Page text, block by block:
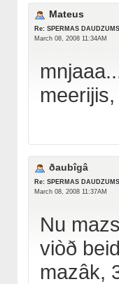
Mateus
Re: SPERMAS DAUDZUMS
March 08, 2008 11:34AM
ðaubîgâ
Re: SPERMAS DAUDZUMS
March 08, 2008 11:37AM
Nu
viòð
mazâk,